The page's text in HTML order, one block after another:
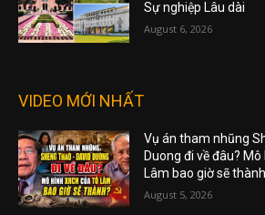
Sự nghiệp Lâu dài
August 6, 2026
VIDEO MỚI NHẤT
Vụ án tham nhũng
Duong đi về đâu? Mô
Lâm bao giờ sẽ
August 5, 2026